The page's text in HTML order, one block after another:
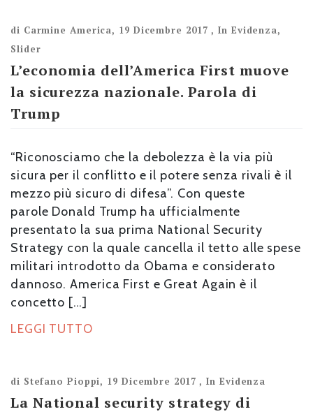
di Carmine America, 19 Dicembre 2017 ,In Evidenza,
Slider
L’economia dell’America First muove
la sicurezza nazionale. Parola di
Trump
“Riconosciamo che la debolezza è la via più
sicura per il conflitto e il potere senza rivali è il
mezzo più sicuro di difesa”. Con queste
parole Donald Trump ha ufficialmente
presentato la sua prima National Security
Strategy con la quale cancella il tetto alle spese
militari introdotto da Obama e considerato
dannoso. America First e Great Again è il
concetto […]
LEGGI TUTTO
di Stefano Pioppi, 19 Dicembre 2017 ,In Evidenza
La National security strategy di